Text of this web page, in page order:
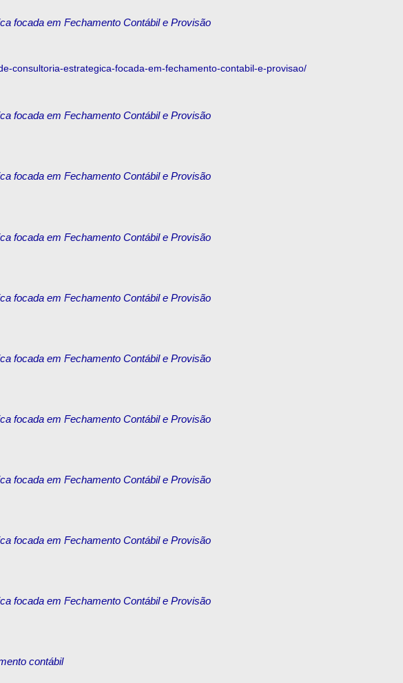
focada em Fechamento Contábil e Provisão
consultoria-estrategica-focada-em-fechamento-contabil-e-provisao/
focada em Fechamento Contábil e Provisão
focada em Fechamento Contábil e Provisão
focada em Fechamento Contábil e Provisão
focada em Fechamento Contábil e Provisão
focada em Fechamento Contábil e Provisão
focada em Fechamento Contábil e Provisão
focada em Fechamento Contábil e Provisão
focada em Fechamento Contábil e Provisão
focada em Fechamento Contábil e Provisão
contábil